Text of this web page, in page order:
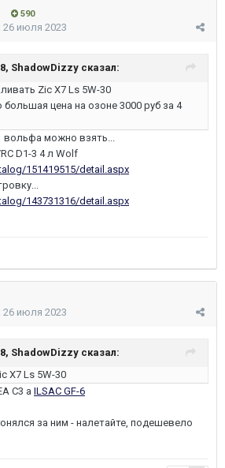
590
26 июля 2023
ShadowDizzy сказал:
Zic X7 Ls 5W-30
большая цена на озоне 3000 руб за 4
вольфа можно взять...
D1-3 4 л Wolf
151419515/detail.aspx
143731316/detail.aspx
26 июля 2023
ShadowDizzy сказал:
X7 Ls 5W-30
С3 а ILSAC GF-6
за ним - налетайте, подешевело